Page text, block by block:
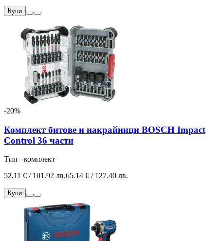
Купи
-20%
Комплект битове и накрайници BOSCH Impact
Control 36 части
Тип - комплект
52.11 € / 101.92 лв.65.14 € / 127.40 лв.
Купи